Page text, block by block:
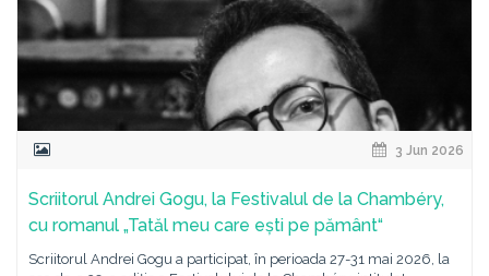
3 Jun 2026
Scriitorul Andrei Gogu, la Festivalul de la Chambéry,
cu romanul „Tatăl meu care ești pe pământ“
Scriitorul Andrei Gogu a participat, în perioada 27-31 mai 2026, la